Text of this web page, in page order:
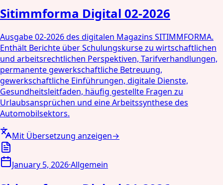
Sitimmforma Digital 02-2026
Ausgabe 02-2026 des digitalen Magazins SITIMMFORMA.
Enthält Berichte über Schulungskurse zu wirtschaftlichen
und arbeitsrechtlichen Perspektiven, Tarifverhandlungen,
permanente gewerkschaftliche Betreuung,
gewerkschaftliche Einführungen, digitale Dienste,
Gesundheitsleitfaden, häufig gestellte Fragen zu
Urlaubsansprüchen und eine Arbeitssynthese des
Automobilsektors.
Mit Übersetzung anzeigen→
January 5, 2026·Allgemein